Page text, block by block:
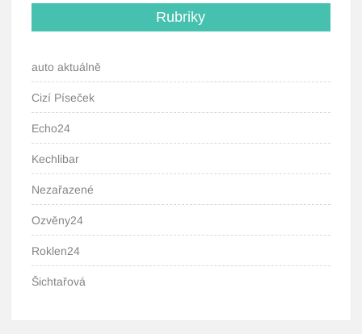
Rubriky
auto aktuálně
Cizí Píseček
Echo24
Kechlibar
Nezařazené
Ozvěny24
Roklen24
Šichtařová